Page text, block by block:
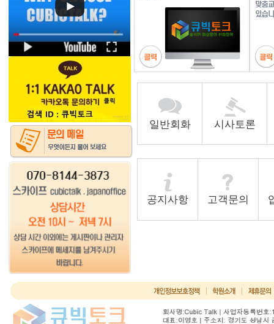
일반회화 시사토론
공지사항 고객문의